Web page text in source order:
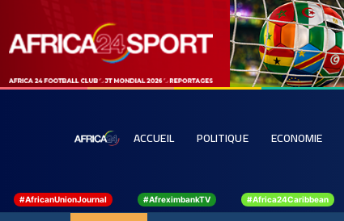
ACCUEIL POLITIQUE ECONOMIE
#AfricanUnionJournal #AfreximbankTV #Africa24Caribbean